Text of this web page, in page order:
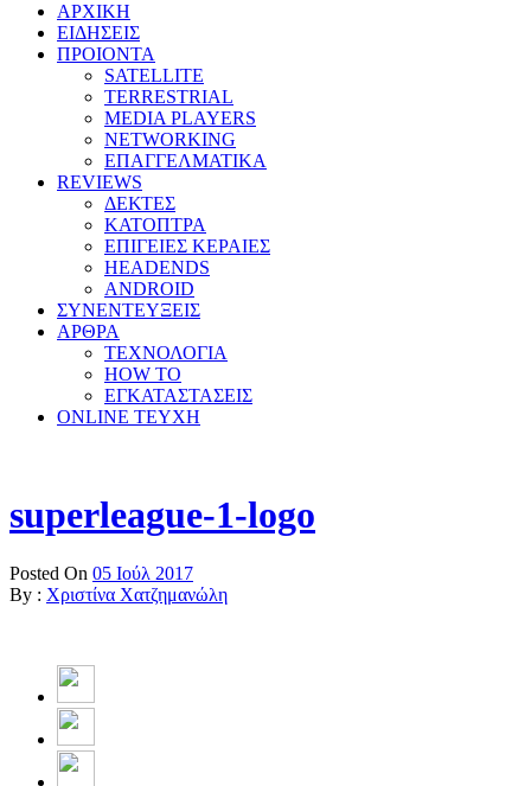
ΑΡΧΙΚΗ
ΕΙΔΗΣΕΙΣ
ΠΡΟΙΟΝΤΑ
SATELLITE
TERRESTRIAL
MEDIA PLAYERS
NETWORKING
ΕΠΑΓΓΕΛΜΑΤΙΚΑ
REVIEWS
ΔΕΚΤΕΣ
ΚΑΤΟΠΤΡΑ
ΕΠΙΓΕΙΕΣ ΚΕΡΑΙΕΣ
HEADENDS
ANDROID
ΣΥΝΕΝΤΕΥΞΕΙΣ
ΑΡΘΡΑ
ΤΕΧΝΟΛΟΓΙΑ
HOW TO
ΕΓΚΑΤΑΣΤΑΣΕΙΣ
ONLINE TEYXH
superleague-1-logo
Posted On 05 Ιούλ 2017
By : Χριστίνα Χατζημανώλη